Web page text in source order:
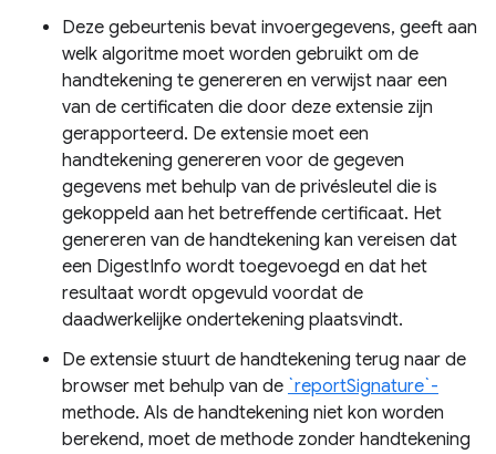
Deze gebeurtenis bevat invoergegevens, geeft aan
welk algoritme moet worden gebruikt om de
handtekening te genereren en verwijst naar een
van de certificaten die door deze extensie zijn
gerapporteerd. De extensie moet een
handtekening genereren voor de gegeven
gegevens met behulp van de privésleutel die is
gekoppeld aan het betreffende certificaat. Het
genereren van de handtekening kan vereisen dat
een DigestInfo wordt toegevoegd en dat het
resultaat wordt opgevuld voordat de
daadwerkelijke ondertekening plaatsvindt.
De extensie stuurt de handtekening terug naar de
browser met behulp van de `reportSignature`-
methode. Als de handtekening niet kon worden
berekend, moet de methode zonder handtekening